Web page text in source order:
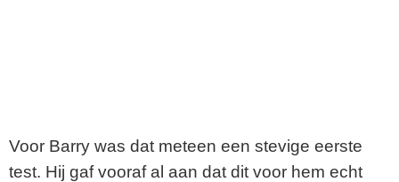
Voor Barry was dat meteen een stevige eerste
test. Hij gaf vooraf al aan dat dit voor hem echt